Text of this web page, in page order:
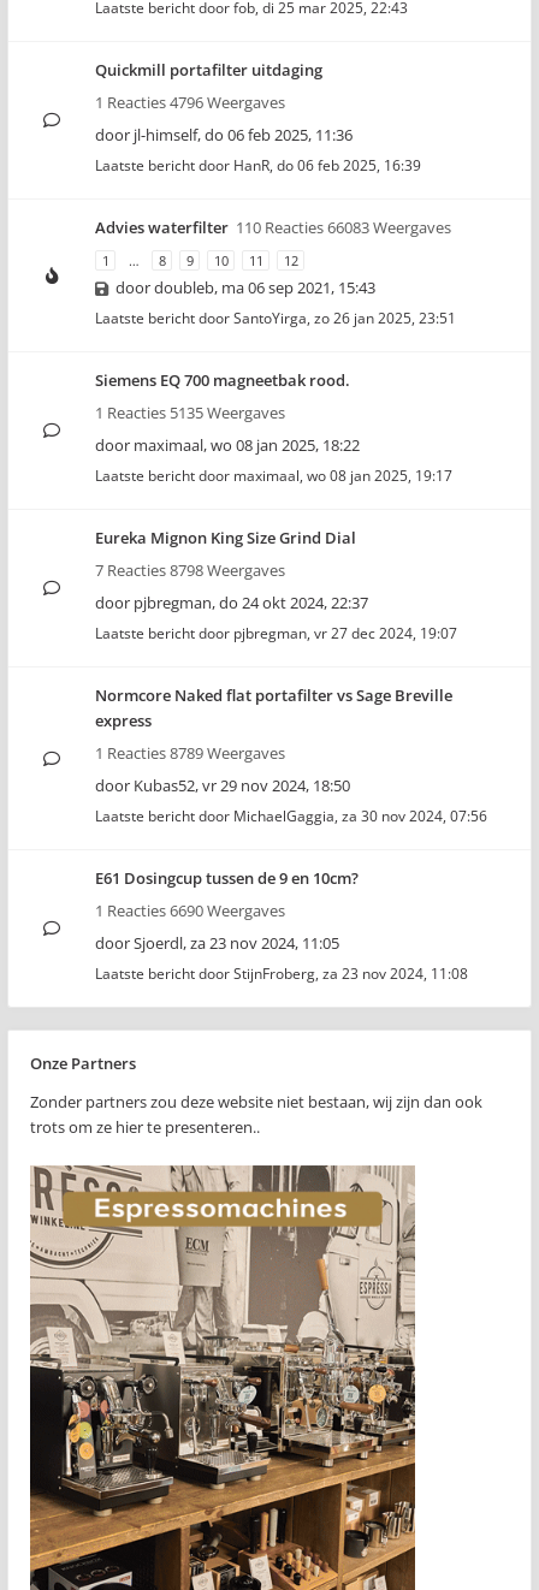
Laatste bericht doorfob, di 25 mar 2025, 22:43
Quickmill portafilter uitdaging
1 Reacties 4796 Weergaves
door jl-himself,do 06 feb 2025, 11:36
Laatste bericht door HanR, do 06 feb 2025, 16:39
Advies waterfilter 110 Reacties 66083 Weergaves
1 … 8 9 10 11 12
doordoubleb, ma 06 sep 2021, 15:43
Laatste bericht doorSantoYirga, zo 26 jan 2025, 23:51
Siemens EQ 700 magneetbak rood.
1 Reacties 5135 Weergaves
door maximaal,wo 08 jan 2025, 18:22
Laatste bericht door maximaal, wo 08 jan 2025, 19:17
Eureka Mignon King Size Grind Dial
7 Reacties 8798 Weergaves
door pjbregman,do 24 okt 2024, 22:37
Laatste bericht door pjbregman, vr 27 dec 2024, 19:07
Normcore Naked flat portafilter vs Sage Breville
express
1 Reacties 8789 Weergaves
door Kubas52,vr 29 nov 2024, 18:50
Laatste bericht door MichaelGaggia, za 30 nov 2024, 07:56
E61 Dosingcup tussen de 9 en 10cm?
1 Reacties 6690 Weergaves
doorSjoerdl,za 23 nov 2024, 11:05
Laatste bericht doorStijnFroberg, za 23 nov 2024, 11:08
Onze Partners
Zonder partners zou deze website niet bestaan, wij zijn dan ook
trots om ze hier te presenteren..